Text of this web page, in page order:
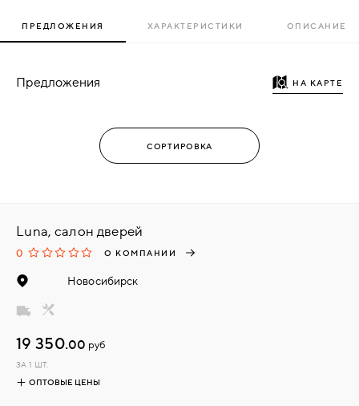
ПРЕДЛОЖЕНИЯ ХАРАКТЕРИСТИКИ ОПИСАНИЕ
Предложения НА КАРТЕ
Luna, салон дверей
0 О КОМПАНИИ
Новосибирск
19 350.00 руб
ЗА 1 ШТ.
ОПТОВЫЕ ЦЕНЫ